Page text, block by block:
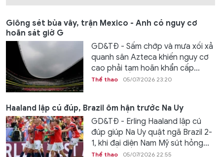
Giông sét bủa vây, trận Mexico - Anh có nguy cơ
hoãn sát giờ G
GD&TĐ - Sấm chớp và mưa xối xả
quanh sân Azteca khiến nguy cơ
cao phải tạm hoãn khẩn cấp...
Thể thao 05/07/2026 23:20
Haaland lập cú đúp, Brazil ôm hận trước Na Uy
GD&TĐ - Erling Haaland lập cú
đúp giúp Na Uy quật ngã Brazil 2-
1, khi đại diện Nam Mỹ sút hỏng...
Thể thao 05/07/2026 22:55